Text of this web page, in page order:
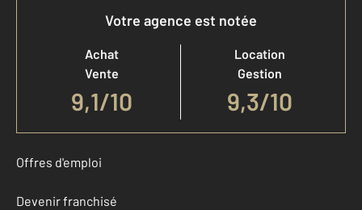
Votre agence est notée
Achat
Vente
9,1/10
Location
Gestion
9,3/10
Offres d'emploi
Devenir franchisé